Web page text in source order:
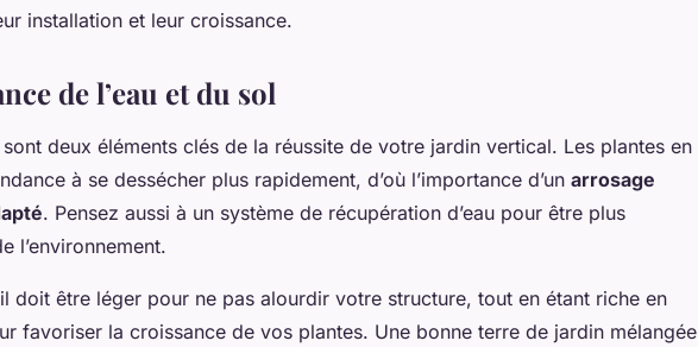
installation et leur croissance.
de l’eau et du sol
sont deux éléments clés de la réussite de votre jardin vertical. Les plantes en
à se dessécher plus rapidement, d’où l’importance d’un arrosage
. Pensez aussi à un système de récupération d’eau pour être plus
l’environnement.
doit être léger pour ne pas alourdir votre structure, tout en étant riche en
favoriser la croissance de vos plantes. Une bonne terre de jardin mélangée